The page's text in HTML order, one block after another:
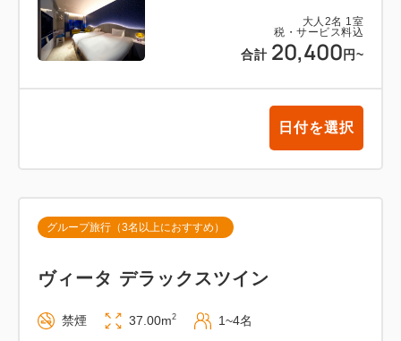
大人 2名 1室
税・サービス料込
合計 20,400 円~
日付を選択
グループ旅行（3名以上におすすめ）
ヴィータ デラックスツイン
禁煙 37.00m2 1~4名